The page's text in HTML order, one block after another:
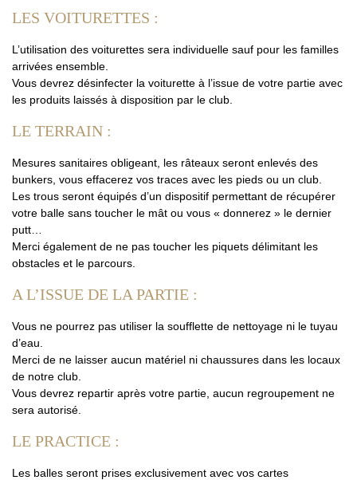
LES VOITURETTES :
L’utilisation des voiturettes sera individuelle sauf pour les familles
arrivées ensemble.
Vous devrez désinfecter la voiturette à l’issue de votre partie avec
les produits laissés à disposition par le club.
LE TERRAIN :
Mesures sanitaires obligeant, les râteaux seront enlevés des
bunkers, vous effacerez vos traces avec les pieds ou un club.
Les trous seront équipés d’un dispositif permettant de récupérer
votre balle sans toucher le mât ou vous « donnerez » le dernier
putt…
Merci également de ne pas toucher les piquets délimitant les
obstacles et le parcours.
A L’ISSUE DE LA PARTIE :
Vous ne pourrez pas utiliser la soufflette de nettoyage ni le tuyau
d’eau.
Merci de ne laisser aucun matériel ni chaussures dans les locaux
de notre club.
Vous devrez repartir après votre partie, aucun regroupement ne
sera autorisé.
LE PRACTICE :
Les balles seront prises exclusivement avec vos cartes